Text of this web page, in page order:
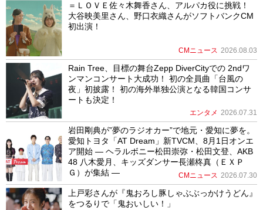
＝ＬＯＶＥ佐々木舞香さん、アルパカ役に挑戦！
大谷映美里さん、野口衣織さんがソフトバンクCM
初出演！
CMニュース 2026.08.03
Rain Tree、目標の舞台Zepp DiverCityでの 2ndワ
ンマンコンサート大成功！ 初の全員曲「台風の
夜」初披露！ 初の海外単独公演となる韓国コンサ
ートも決定！
エンタメ 2026.07.31
岩田剛典が”夢のラジオカー”で地元・愛知に夢を。
愛知トヨタ「AT Dream」新TVCM、8月1日オンエ
ア開始 ― ヘラルボニー松田崇弥・松田文登、AKB
48 八木愛月、キッズダンサー長瀬柊真（ＥＸＰ
Ｇ）が集結 ―
CMニュース 2026.07.30
上戸彩さんが『鬼おろし豚しゃぶぶっかけうどん』
をつるりで「鬼おいしい！」